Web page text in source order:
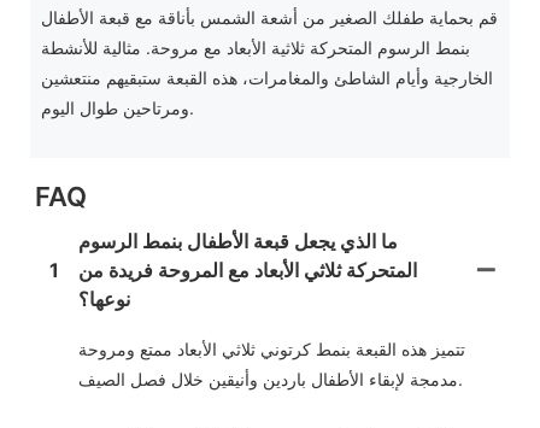
قم بحماية طفلك الصغير من أشعة الشمس بأناقة مع قبعة الأطفال
بنمط الرسوم المتحركة ثلاثية الأبعاد مع مروحة. مثالية للأنشطة
الخارجية وأيام الشاطئ والمغامرات، هذه القبعة ستبقيهم منتعشين
ومرتاحين طوال اليوم.
FAQ
1
ما الذي يجعل قبعة الأطفال بنمط الرسوم
المتحركة ثلاثي الأبعاد مع المروحة فريدة من
نوعها؟
تتميز هذه القبعة بنمط كرتوني ثلاثي الأبعاد ممتع ومروحة
مدمجة لإبقاء الأطفال باردين وأنيقين خلال فصل الصيف.